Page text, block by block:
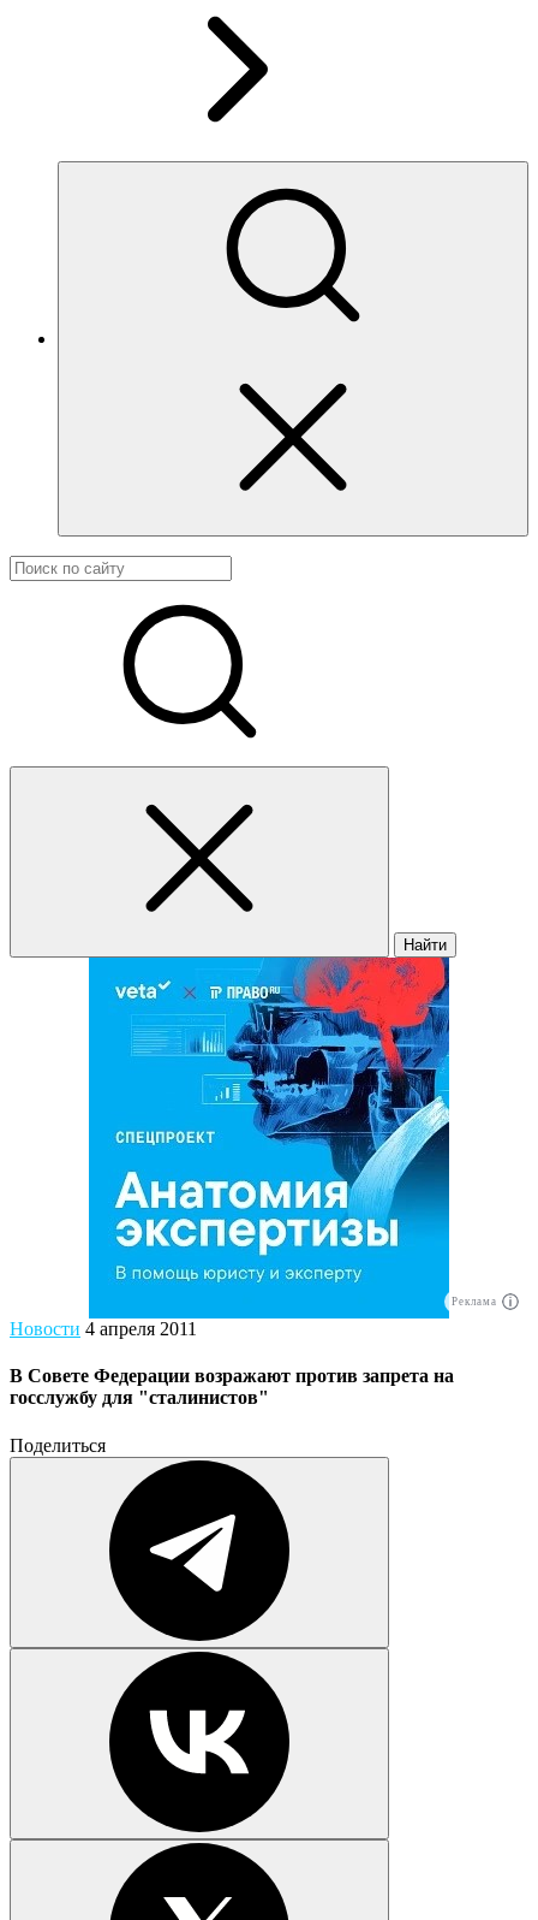
Найти
Реклама
Новости 4 апреля 2011
В Совете Федерации возражают против запрета на
госслужбу для "сталинистов"
Поделиться